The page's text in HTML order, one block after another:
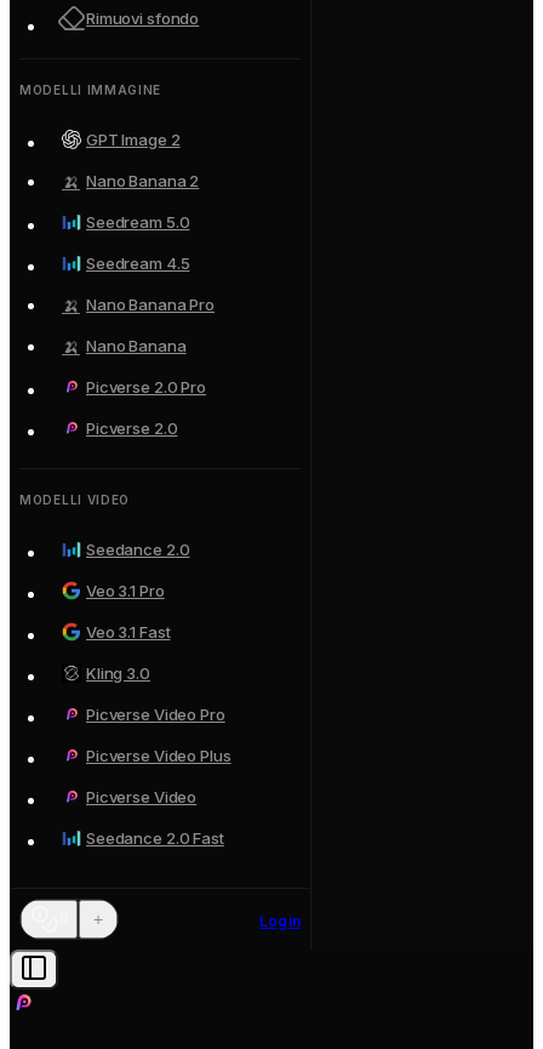
Rimuovi sfondo
MODELLI IMMAGINE
GPT Image 2
🍌 Nano Banana 2
Seedream 5.0
Seedream 4.5
🍌 Nano Banana Pro
🍌 Nano Banana
Picverse 2.0 Pro
Picverse 2.0
MODELLI VIDEO
Seedance 2.0
Veo 3.1 Pro
Veo 3.1 Fast
Kling 3.0
Picverse Video Pro
Picverse Video Plus
Picverse Video
Seedance 2.0 Fast
+ Login